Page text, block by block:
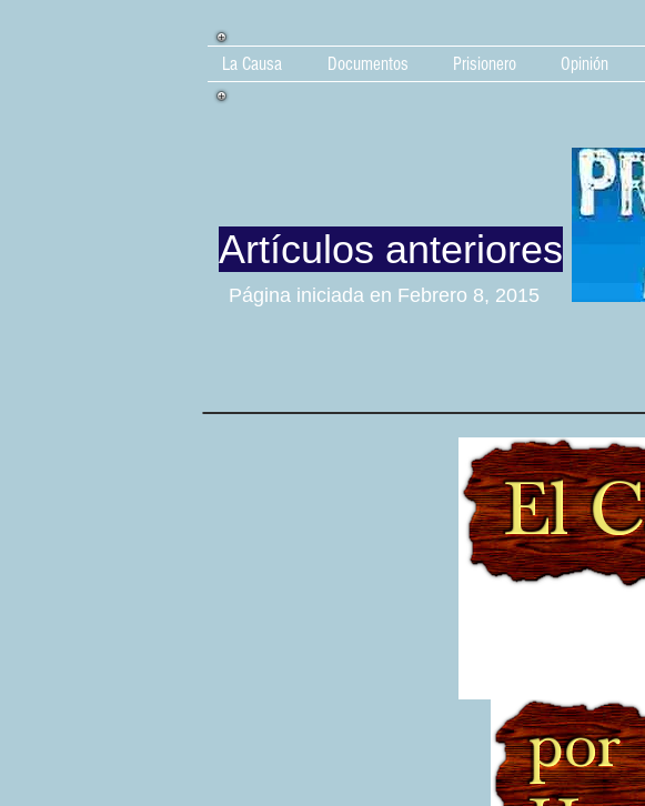
La Causa Documentos Prisionero Opinión
Artículos anteriores
Página iniciada en Febrero 8, 2015